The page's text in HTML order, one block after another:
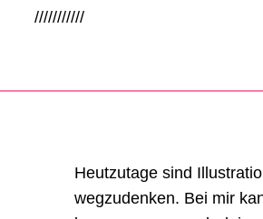
///////////
Heutzutage sind
wegzudenken. Bei mir